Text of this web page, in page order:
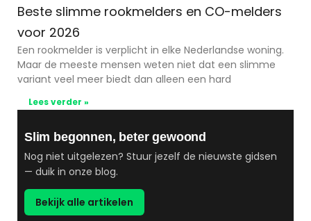
Beste slimme rookmelders en CO-melders
voor 2026
Een rookmelder is verplicht in elke Nederlandse woning.
Maar de meeste mensen weten niet dat een slimme
variant veel meer biedt dan alleen een hard
Lees verder »
Slim begonnen, beter gewoond
Nog niet uitgelezen? Stuur jezelf de nieuwste gidsen
— duik in onze blog.
Bekijk alle artikelen